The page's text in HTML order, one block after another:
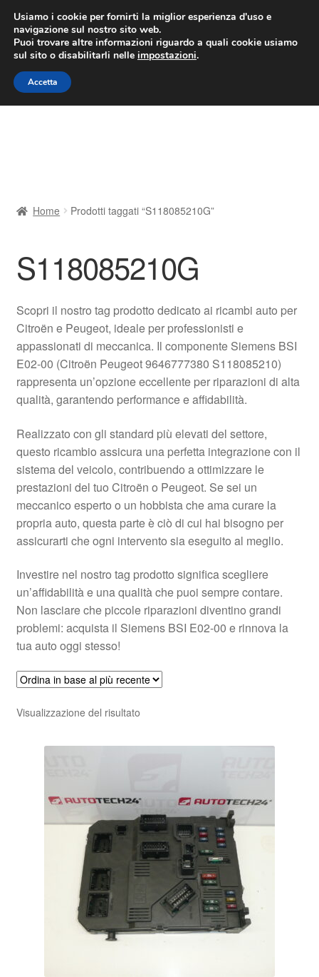
CONSEGNA da 7 EUR
Lun-Ven 9:00 - 16:00/800 580 290
Vai
alla
navigazione
Vai
al
contenuto
Contatto
Il mio account
Pagamenti
Politica sulla riservatezza
Registratore di cassa
Rimostranza
Spedizione in tutto il mondo
Termini e condizioni
Home Prodotti taggati “S118085210G”
S118085210G
Scopri il nostro tag prodotto dedicato ai ricambi auto per
Citroën e Peugeot, ideale per professionisti e
appassionati di meccanica. Il componente Siemens BSI
E02-00 (Citroën Peugeot 9646777380 S118085210)
rappresenta un’opzione eccellente per riparazioni di alta
qualità, garantendo performance e affidabilità.
Realizzato con gli standard più elevati del settore,
questo ricambio assicura una perfetta integrazione con il
sistema del veicolo, contribuendo a ottimizzare le
prestazioni del tuo Citroën o Peugeot. Se sei un
meccanico esperto o un hobbista che ama curare la
propria auto, questa parte è ciò di cui hai bisogno per
assicurarti che ogni intervento sia eseguito al meglio.
Investire nel nostro tag prodotto significa scegliere
un’affidabilità e una qualità che puoi sempre contare.
Non lasciare che piccole riparazioni diventino grandi
problemi: acquista il Siemens BSI E02-00 e rinnova la
tua auto oggi stesso!
Visualizzazione del risultato
Usiamo i cookie per fornirti la miglior esperienza d'uso e
navigazione sul nostro sito web.
Puoi trovare altre informazioni riguardo a quali cookie usiamo
sul sito o disabilitarli nelle impostazioni.
Accetta